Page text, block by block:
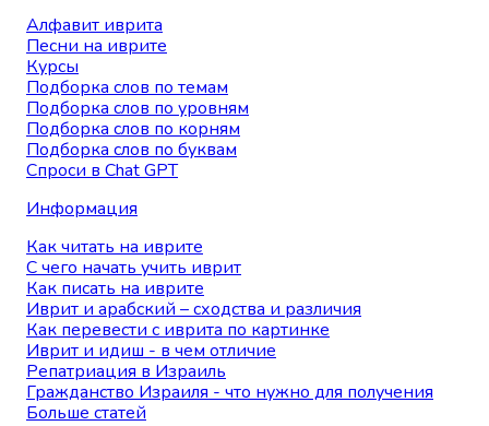
Алфавит иврита
Песни на иврите
Курсы
Подборка слов по темам
Подборка слов по уровням
Подборка слов по корням
Подборка слов по буквам
Спроси в Chat GPT
Информация
Как читать на иврите
С чего начать учить иврит
Как писать на иврите
Иврит и арабский – сходства и различия
Как перевести с иврита по картинке
Иврит и идиш - в чем отличие
Репатриация в Израиль
Гражданство Израиля - что нужно для получения
Больше статей